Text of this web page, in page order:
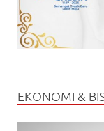
EKONOMI &